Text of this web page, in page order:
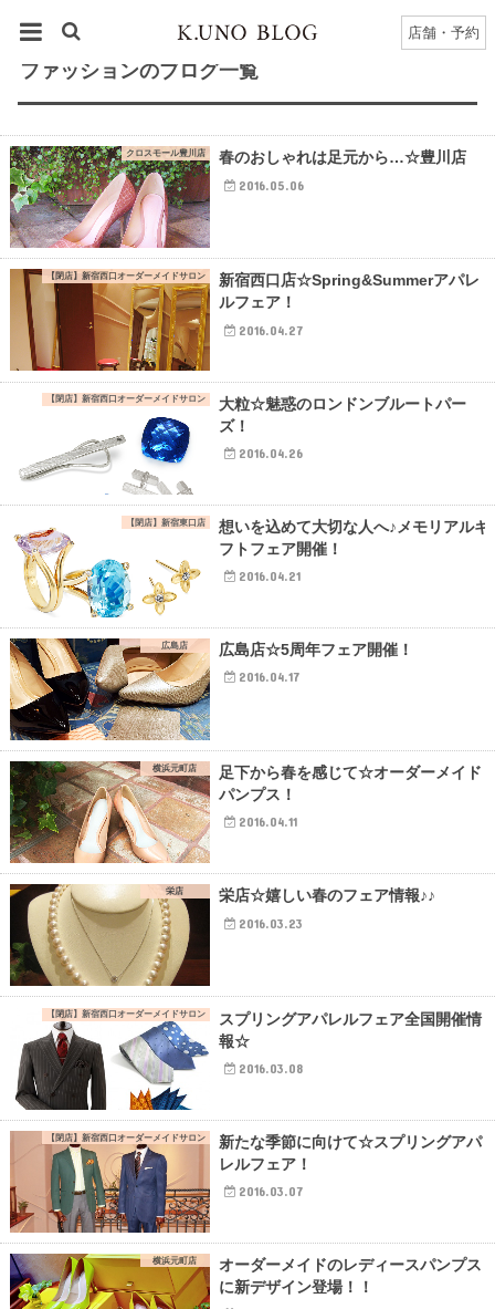
店舗・予約
ファッションのブログ一覧
クロスモール豊川店 春のおしゃれは足元から…☆豊川店
2016.05.06
【閉店】新宿西口オーダーメイドサロン
新宿西口店☆Spring&Summerアパレ
ルフェア！
2016.04.27
【閉店】新宿西口オーダーメイドサロン
大粒☆魅惑のロンドンブルートパー
ズ！
2016.04.26
【閉店】新宿東口店
想いを込めて大切な人へ♪メモリアルギ
フトフェア開催！
2016.04.21
広島店 広島店☆5周年フェア開催！
2016.04.17
横浜元町店
足下から春を感じて☆オーダーメイド
パンプス！
2016.04.11
栄店 栄店☆嬉しい春のフェア情報♪♪
2016.03.23
【閉店】新宿西口オーダーメイドサロン
スプリングアパレルフェア全国開催情
報☆
2016.03.08
【閉店】新宿西口オーダーメイドサロン
新たな季節に向けて☆スプリングアパ
レルフェア！
2016.03.07
横浜元町店
オーダーメイドのレディースパンプス
に新デザイン登場！！